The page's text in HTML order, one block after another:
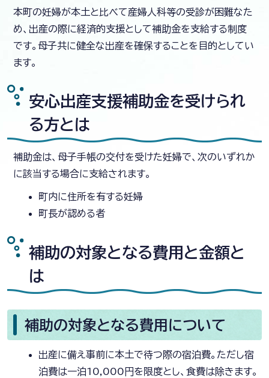
本町の妊婦が本土と比べて産婦人科等の受診が困難なた
め、出産の際に経済的支援として補助金を支給する制度
です。母子共に健全な出産を確保することを目的としてい
ます。
安心出産支援補助金を受けられ
る方とは
補助金は、母子手帳の交付を受けた妊婦で、次のいずれか
に該当する場合に支給されます。
町内に住所を有する妊婦
町長が認める者
補助の対象となる費用と金額と
は
補助の対象となる費用について
出産に備え事前に本土で待つ際の宿泊費。ただし宿
泊費は一泊10,000円を限度とし、食費は除きます。